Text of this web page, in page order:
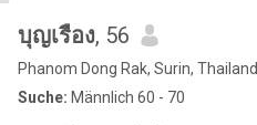
บุญเรือง, 56
Phanom Dong Rak, Surin, Thailand
Suche: Männlich 60 - 70